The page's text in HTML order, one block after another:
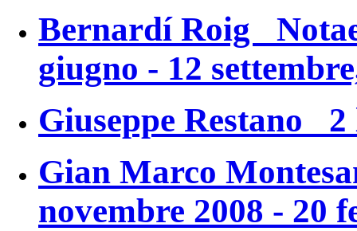
Bernardí Roig
giugno - 12
Giuseppe Restano
Gian Marco
novembre 2008 - 20